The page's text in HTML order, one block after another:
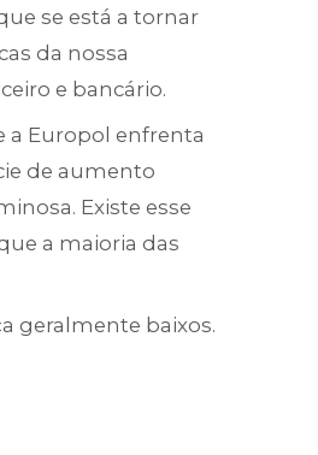
se está a tornar
da nossa
e bancário.
a Europol enfrenta
de aumento
Existe esse
a maioria das
geralmente baixos.